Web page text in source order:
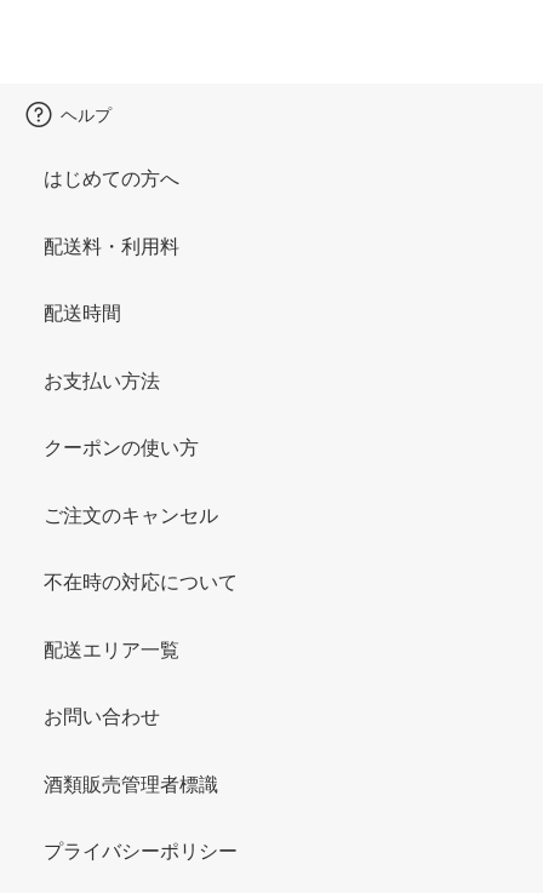
ヘルプ
はじめての方へ
配送料・利用料
配送時間
お支払い方法
クーポンの使い方
ご注文のキャンセル
不在時の対応について
配送エリア一覧
お問い合わせ
酒類販売管理者標識
プライバシーポリシー